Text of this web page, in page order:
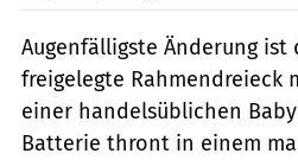
Augenfälligste Änderung ist
freigelegte Rahmendreieck
einer handelsüblichen
Batterie thront in einem